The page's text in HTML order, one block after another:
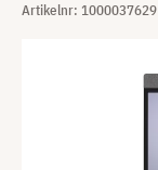
Artikelnr: 1000037629